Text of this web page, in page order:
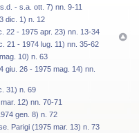
- s.a. ott. 7) nn. 9-11
dic. 1) n. 12
22 - 1975 apr. 23) nn. 13-34
21 - 1974 lug. 11) nn. 35-62
10) n. 63
giu. 26 - 1975 mag. 14) nn.
31) n. 69
12) nn. 70-71
gen. 8) n. 72
Parigi (1975 mar. 13) n. 73